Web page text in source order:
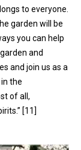
to everyone.
garden will be
you can help
and
and join us as a
the
of all,
[11]